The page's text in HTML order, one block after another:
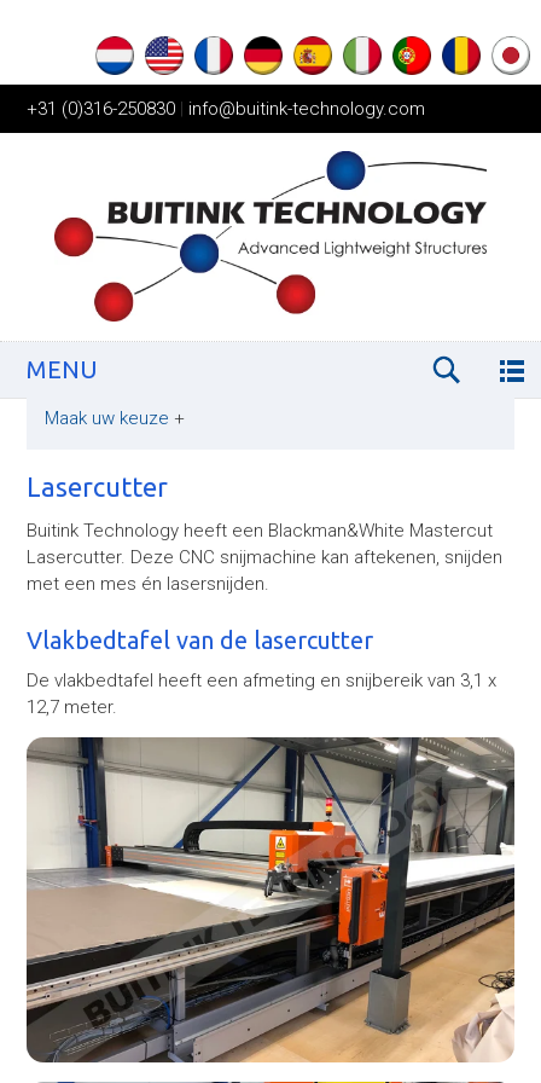
+31 (0)316-250830 | info@buitink-technology.com
MENU
Maak uw keuze +
Lasercutter
Buitink Technology heeft een Blackman&White Mastercut
Lasercutter. Deze CNC snijmachine kan aftekenen, snijden
met een mes én lasersnijden.
Vlakbedtafel van de lasercutter
De vlakbedtafel heeft een afmeting en snijbereik van 3,1 x
12,7 meter.